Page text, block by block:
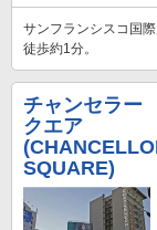
サンフランシスコ国
徒歩約1分。
チャンセラ
クエア
SQUARE)